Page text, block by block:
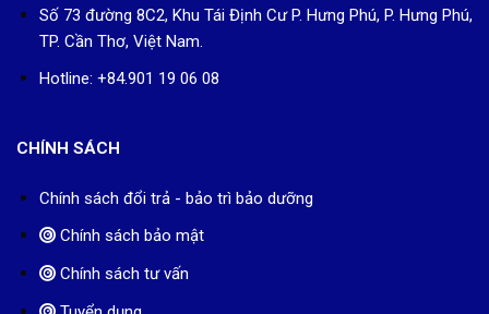
Số 73 đường 8C2, Khu Tái Định Cư P. Hưng Phú, P. Hưng Phú,
TP. Cần Thơ, Việt Nam.
Hotline: +84.901 19 06 08
CHÍNH SÁCH
Chính sách đổi trả - bảo trì bảo dưỡng
Chính sách bảo mật
Chính sách tư vấn